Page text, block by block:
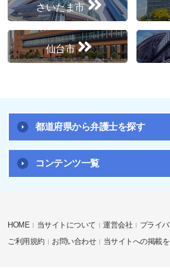
さいたま市
仙台市
都道府県から弁護士を探す
コンテンツ一覧
HOME 当サイトについて 運営会社
プライ
ご利用規約
お問い合わせ 当サイトへの掲載